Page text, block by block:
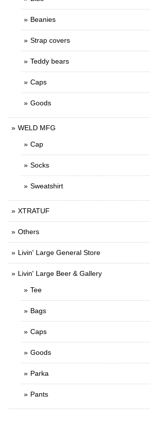
Beanies
Strap covers
Teddy bears
Caps
Goods
WELD MFG
Cap
Socks
Sweatshirt
XTRATUF
Others
Livin' Large General Store
Livin' Large Beer & Gallery
Tee
Bags
Caps
Goods
Parka
Pants